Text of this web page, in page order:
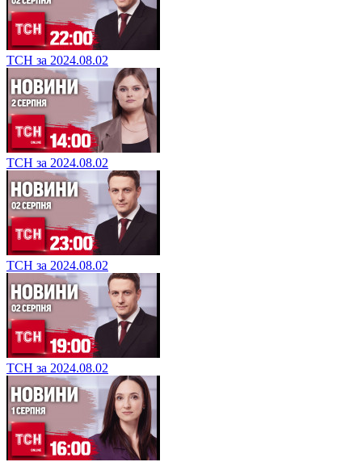
ТСН за 2024.08.02
ТСН за 2024.08.02
ТСН за 2024.08.02
ТСН за 2024.08.02